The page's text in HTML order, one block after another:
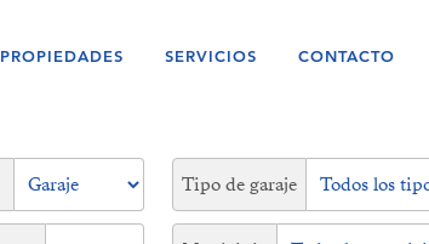
PROPIEDADES SERVICIOS CONTACTO
Tipo de garaje